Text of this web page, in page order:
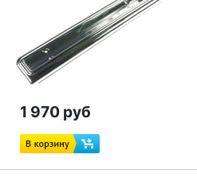
1 970 руб